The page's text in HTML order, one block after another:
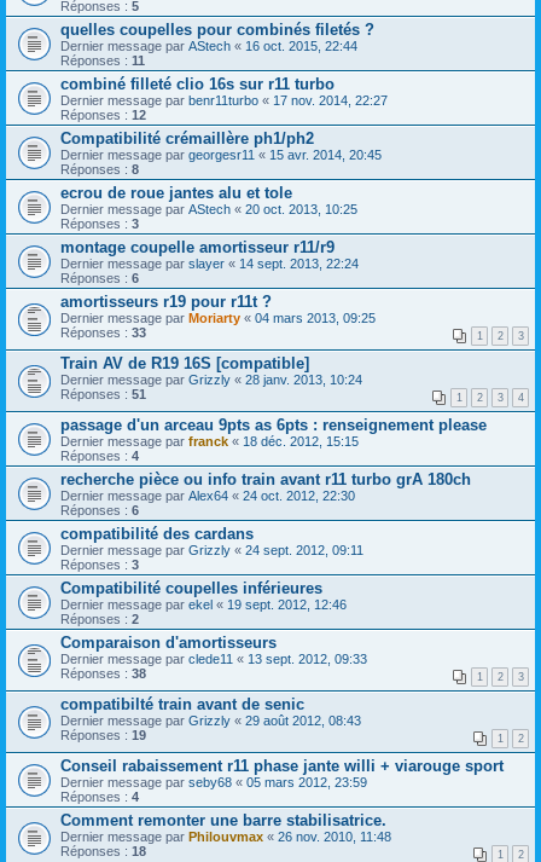
Réponses : 5
quelles coupelles pour combinés filetés ?
Dernier message par AStech « 16 oct. 2015, 22:44
Réponses : 11
combiné filleté clio 16s sur r11 turbo
Dernier message par benr11turbo « 17 nov. 2014, 22:27
Réponses : 12
Compatibilité crémaillère ph1/ph2
Dernier message par georgesr11 « 15 avr. 2014, 20:45
Réponses : 8
ecrou de roue jantes alu et tole
Dernier message par AStech « 20 oct. 2013, 10:25
Réponses : 3
montage coupelle amortisseur r11/r9
Dernier message par slayer « 14 sept. 2013, 22:24
Réponses : 6
amortisseurs r19 pour r11t ?
Dernier message par Moriarty « 04 mars 2013, 09:25
Réponses : 33 1 2 3
Train AV de R19 16S [compatible]
Dernier message par Grizzly « 28 janv. 2013, 10:24
Réponses : 51 1 2 3 4
passage d'un arceau 9pts as 6pts : renseignement please
Dernier message par franck « 18 déc. 2012, 15:15
Réponses : 4
recherche pièce ou info train avant r11 turbo grA 180ch
Dernier message par Alex64 « 24 oct. 2012, 22:30
Réponses : 6
compatibilité des cardans
Dernier message par Grizzly « 24 sept. 2012, 09:11
Réponses : 3
Compatibilité coupelles inférieures
Dernier message par ekel « 19 sept. 2012, 12:46
Réponses : 2
Comparaison d'amortisseurs
Dernier message par clede11 « 13 sept. 2012, 09:33
Réponses : 38 1 2 3
compatibilté train avant de senic
Dernier message par Grizzly « 29 août 2012, 08:43
Réponses : 19 1 2
Conseil rabaissement r11 phase jante willi + viarouge sport
Dernier message par seby68 « 05 mars 2012, 23:59
Réponses : 4
Comment remonter une barre stabilisatrice.
Dernier message par Philouvmax « 26 nov. 2010, 11:48
Réponses : 18 1 2